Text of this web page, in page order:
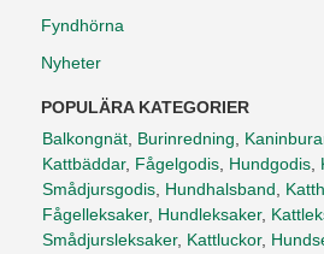
Fyndhörna
Nyheter
POPULÄRA KATEGORIER
Balkongnät, Burinredning,
Kattbäddar, Fågelgodis, Hundgodis,
Smådjursgodis, Hundhalsband,
Fågelleksaker, Hundleksaker,
Smådjursleksaker, Kattluckor,